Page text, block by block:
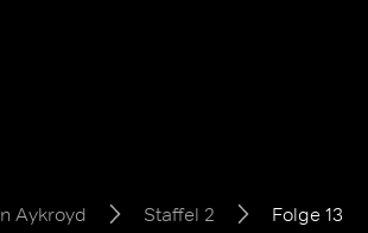
Aykroyd Staffel 2 Folge 13